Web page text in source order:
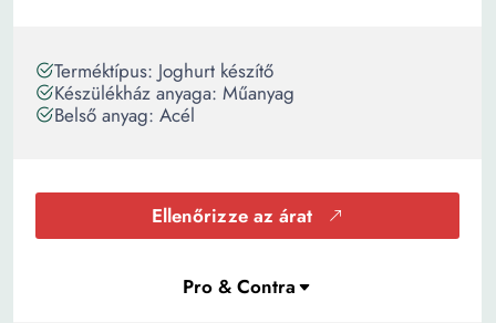
Terméktípus: Joghurt készítő
Készülékház anyaga: Műanyag
Belső anyag: Acél
Ellenőrizze az árat